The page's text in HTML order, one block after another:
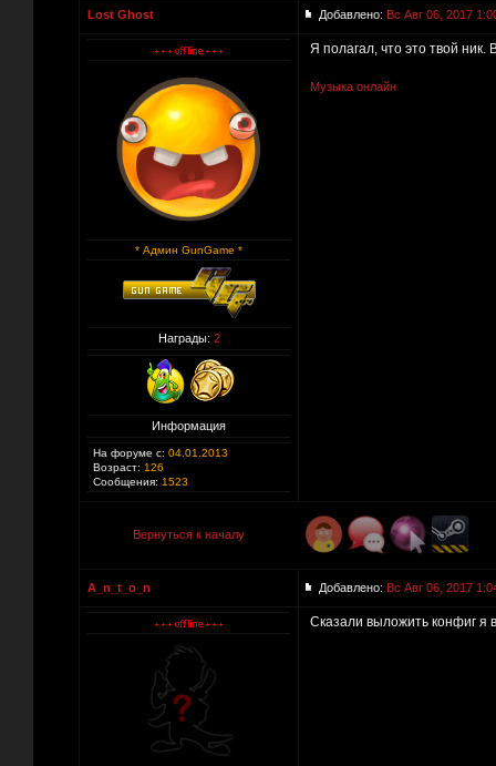
Lost Ghost Добавлено: Вс Авг 06, 2017
* Админ GunGame *
Награды: 2
Информация
На форуме с: 04.01.2013
Возраст: 126
Сообщения: 1523
Я полагал, что это твой ник.
Музыка онлайн
Вернуться к началу
A_n_t_o_n Добавлено: Вс Авг 06, 2017
Сказали выложить конфиг я